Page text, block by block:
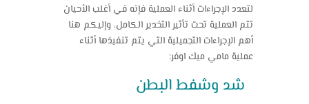
لتعدد الإجراءات أثناء العملية فإنه في أغلب الأحيان
تتم العملية تحت تأثير التخدير الكامل، وإليكم هنا
أهم الإجراءات التجميلية التي يتم تنفيذها أثناء
عملية مامي ميك اوفر:
شد وشفط البطن